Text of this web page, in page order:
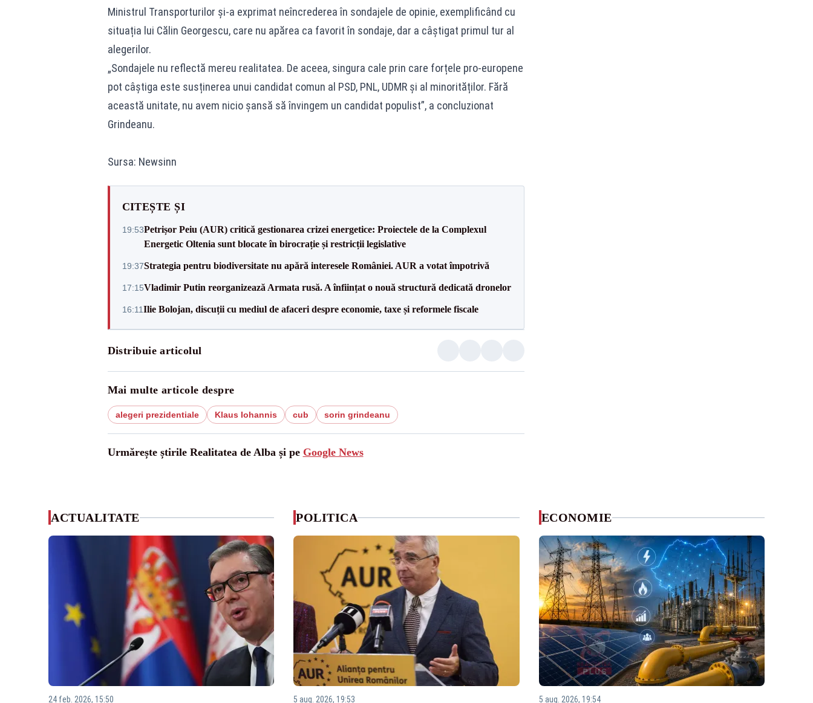
Ministrul Transporturilor și-a exprimat neîncrederea în sondajele de opinie, exemplificând cu
situația lui Călin Georgescu, care nu apărea ca favorit în sondaje, dar a câștigat primul tur al
alegerilor.
„Sondajele nu reflectă mereu realitatea. De aceea, singura cale prin care forțele pro-europene
pot câștiga este susținerea unui candidat comun al PSD, PNL, UDMR și al minorităților. Fără
această unitate, nu avem nicio șansă să învingem un candidat populist”, a concluzionat
Grindeanu.
Sursa: Newsinn
CITEȘTE ȘI
19:53Petrișor Peiu (AUR) critică gestionarea crizei energetice: Proiectele de la Complexul
Energetic Oltenia sunt blocate în birocrație și restricții legislative
19:37Strategia pentru biodiversitate nu apără interesele României. AUR a votat împotrivă
17:15Vladimir Putin reorganizează Armata rusă. A înființat o nouă structură dedicată dronelor
16:11Ilie Bolojan, discuții cu mediul de afaceri despre economie, taxe și reformele fiscale
Distribuie articolul
Mai multe articole despre
alegeri prezidentiale Klaus Iohannis cub sorin grindeanu
Urmărește știrile Realitatea de Alba și pe Google News
ACTUALITATE
24 feb. 2026, 15:50
POLITICA
5 aug. 2026, 19:53
ECONOMIE
5 aug. 2026, 19:54